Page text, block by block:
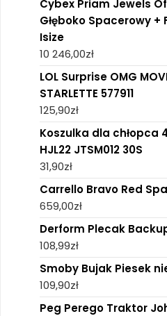
Cybex Priam Jewels
Głęboko Spacerowy +
Isize
10 246,00zł
LOL Surprise OMG
STARLETTE 577911
125,90zł
Koszulka dla chłopca
HJL22 JTSM012 30S
31,90zł
Carrello Bravo Red
659,00zł
Derform Plecak
108,99zł
Smoby Bujak Piesek
109,90zł
Peg Perego Traktor